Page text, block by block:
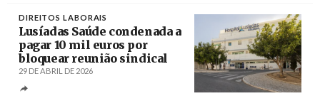
DIREITOS LABORAIS
Lusíadas Saúde condenada a
pagar 10 mil euros por
bloquear reunião sindical
29 DE ABRIL DE 2026